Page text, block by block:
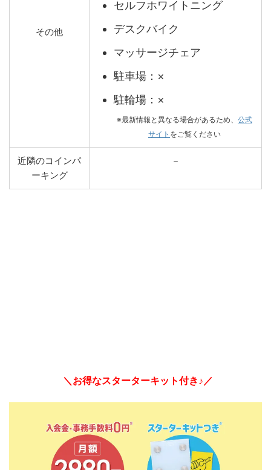
その他
セルフホワイトニング
デスクバイク
マッサージチェア
駐車場：×
駐輪場：×
※最新情報と異なる場合があるため、 公式
サイト をご覧ください
近隣のコインパ
ーキング
－
＼お得なスターターキット付き♪／